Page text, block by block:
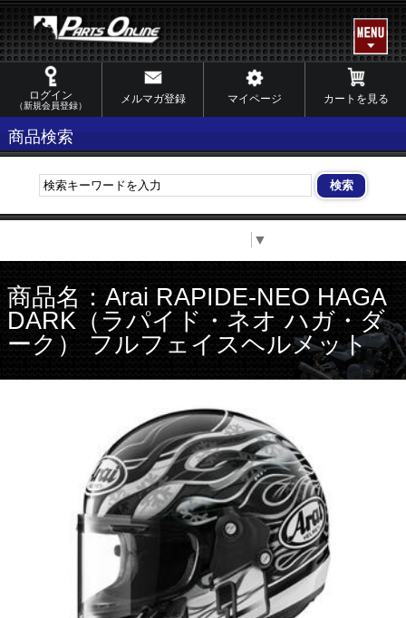
ログイン
（新規会員登録）
メルマガ登録 マイページ カートを見る
商品検索
▼
商品名：Arai RAPIDE-NEO HAGA
DARK（ラパイド・ネオ ハガ・ダ
ーク） フルフェイスヘルメット